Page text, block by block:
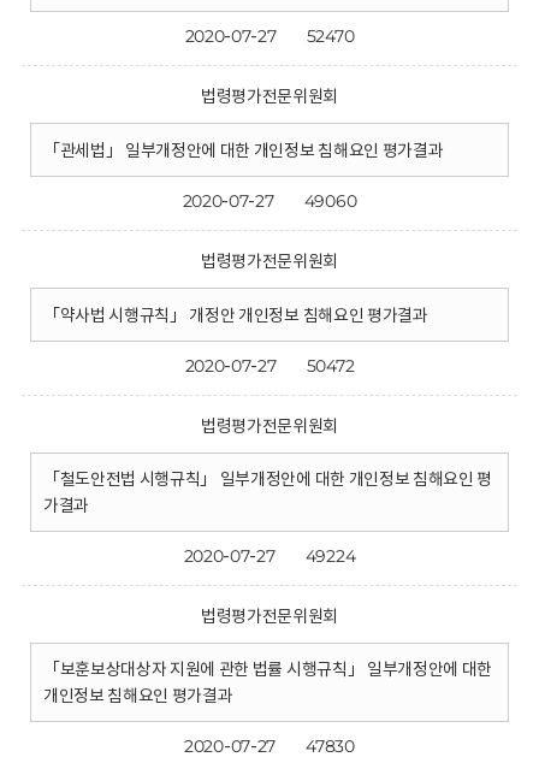
2020-07-27 52470
법령평가전문위원회
「관세법」 일부개정안에 대한 개인정보 침해요인 평가결과
2020-07-27 49060
법령평가전문위원회
「약사법 시행규칙」 개정안 개인정보 침해요인 평가결과
2020-07-27 50472
법령평가전문위원회
「철도안전법 시행규칙」 일부개정안에 대한 개인정보 침해요인 평
가결과
2020-07-27 49224
법령평가전문위원회
「보훈보상대상자 지원에 관한 법률 시행규칙」 일부개정안에 대한
개인정보 침해요인 평가결과
2020-07-27 47830